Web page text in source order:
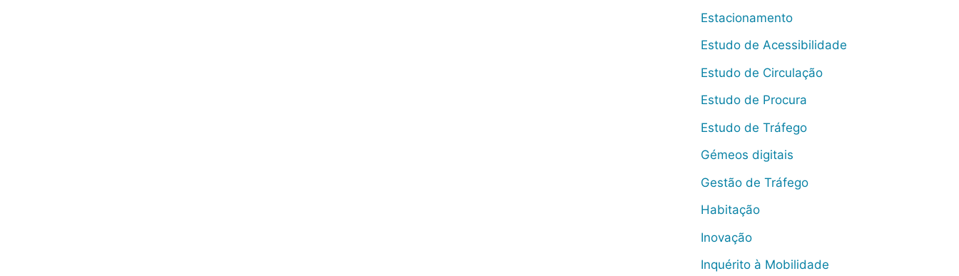
Estacionamento
Estudo de Acessibilidade
Estudo de Circulação
Estudo de Procura
Estudo de Tráfego
Gémeos digitais
Gestão de Tráfego
Habitação
Inovação
Inquérito à Mobilidade